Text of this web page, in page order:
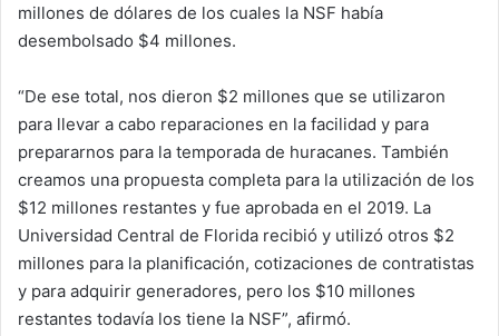
millones de dólares de los cuales la NSF había
desembolsado $4 millones.
“De ese total, nos dieron $2 millones que se utilizaron
para llevar a cabo reparaciones en la facilidad y para
prepararnos para la temporada de huracanes. También
creamos una propuesta completa para la utilización de los
$12 millones restantes y fue aprobada en el 2019. La
Universidad Central de Florida recibió y utilizó otros $2
millones para la planificación, cotizaciones de contratistas
y para adquirir generadores, pero los $10 millones
restantes todavía los tiene la NSF”, afirmó.